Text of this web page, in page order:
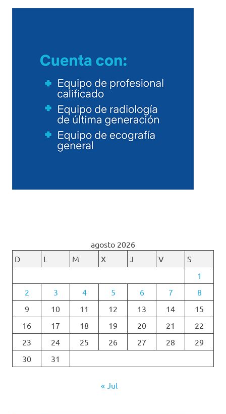
agosto 2026
D
L M X J V
S
1
2
3 4 5 6 7
8
9
10 11 12 13 14
15
16
17 18 19 20 21
22
23
24 25 26 27 28
29
30
31
« Jul